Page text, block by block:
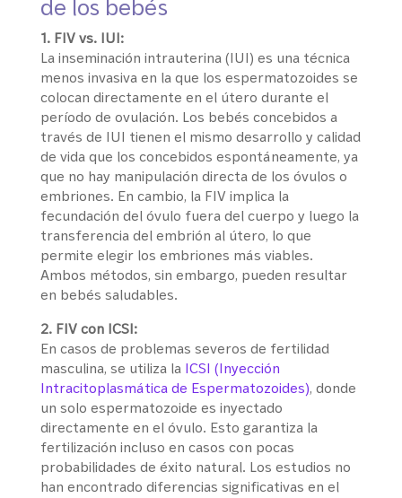
de los bebés
1. FIV vs. IUI:
La inseminación intrauterina (IUI) es una técnica
menos invasiva en la que los espermatozoides se
colocan directamente en el útero durante el
período de ovulación. Los bebés concebidos a
través de IUI tienen el mismo desarrollo y calidad
de vida que los concebidos espontáneamente, ya
que no hay manipulación directa de los óvulos o
embriones. En cambio, la FIV implica la
fecundación del óvulo fuera del cuerpo y luego la
transferencia del embrión al útero, lo que
permite elegir los embriones más viables.
Ambos métodos, sin embargo, pueden resultar
en bebés saludables.
2. FIV con ICSI:
En casos de problemas severos de fertilidad
masculina, se utiliza la ICSI (Inyección
Intracitoplasmática de Espermatozoides), donde
un solo espermatozoide es inyectado
directamente en el óvulo. Esto garantiza la
fertilización incluso en casos con pocas
probabilidades de éxito natural. Los estudios no
han encontrado diferencias significativas en el